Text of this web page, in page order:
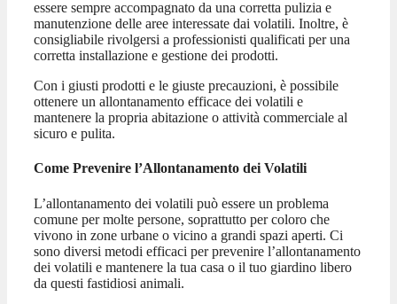
essere sempre accompagnato da una corretta pulizia e
manutenzione delle aree interessate dai volatili. Inoltre, è
consigliabile rivolgersi a professionisti qualificati per una
corretta installazione e gestione dei prodotti.
Con i giusti prodotti e le giuste precauzioni, è possibile
ottenere un allontanamento efficace dei volatili e
mantenere la propria abitazione o attività commerciale al
sicuro e pulita.
Come Prevenire l’Allontanamento dei Volatili
L’allontanamento dei volatili può essere un problema
comune per molte persone, soprattutto per coloro che
vivono in zone urbane o vicino a grandi spazi aperti. Ci
sono diversi metodi efficaci per prevenire l’allontanamento
dei volatili e mantenere la tua casa o il tuo giardino libero
da questi fastidiosi animali.